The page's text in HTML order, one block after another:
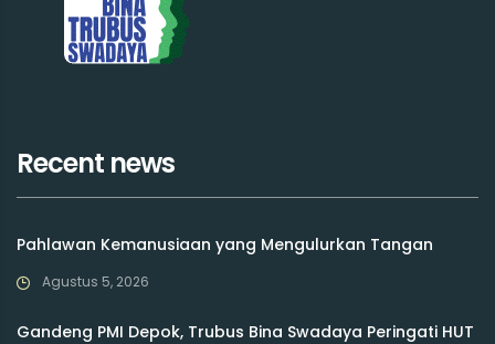
Recent news
Pahlawan Kemanusiaan yang Mengulurkan Tangan
Agustus 5, 2026
Gandeng PMI Depok, Trubus Bina Swadaya Peringati HUT